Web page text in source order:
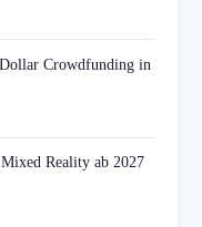
Crowdfunding in
Reality ab 2027